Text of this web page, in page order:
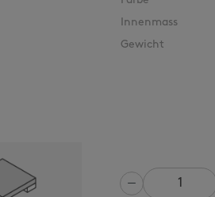
Innenmass
Gewicht
Anzahl